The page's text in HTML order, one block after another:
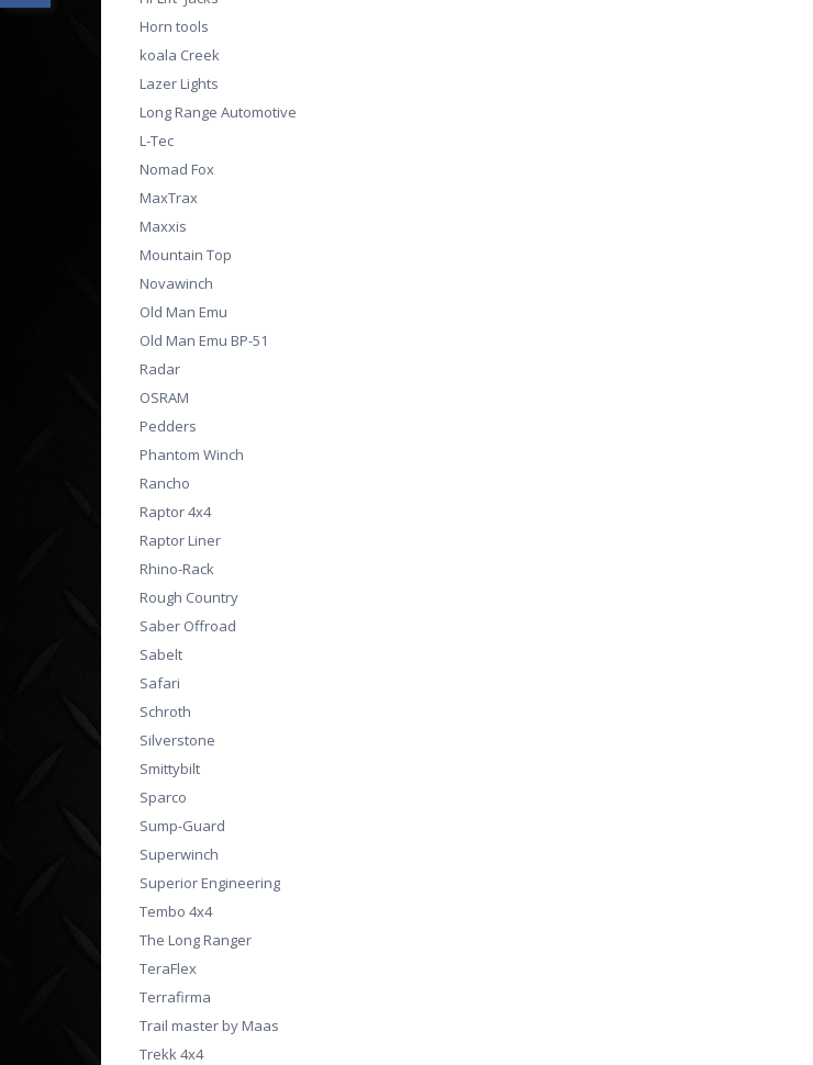
Horn tools
koala Creek
Lazer Lights
Long Range Automotive
L-Tec
Nomad Fox
MaxTrax
Maxxis
Mountain Top
Novawinch
Old Man Emu
Old Man Emu BP-51
Radar
OSRAM
Pedders
Phantom Winch
Rancho
Raptor 4x4
Raptor Liner
Rhino-Rack
Rough Country
Saber Offroad
Sabelt
Safari
Schroth
Silverstone
Smittybilt
Sparco
Sump-Guard
Superwinch
Superior Engineering
Tembo 4x4
The Long Ranger
TeraFlex
Terrafirma
Trail master by Maas
Trekk 4x4